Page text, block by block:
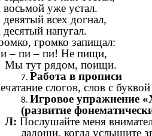
уже устал.
всех догнал,
напугал.
громко запищал:
– пи – пи! Не пищи,
Мы тут рядом, поищи.
Работа в прописи
слогов, слов с
Игровое упражнение
(развитие
Л: Послушайте меня
ладоши. когда услышите